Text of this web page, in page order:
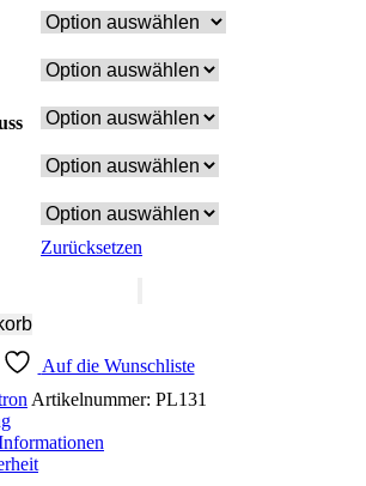
Zurücksetzen
Auf die Wunschliste
Artikelnummer: PL131